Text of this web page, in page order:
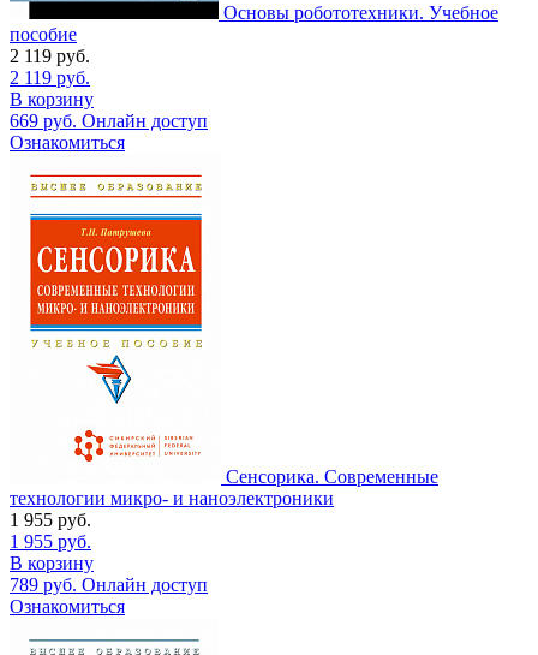
Основы робототехники. Учебное
пособие
2 119 руб.
2 119 руб.
В корзину
669 руб. Онлайн доступ
Ознакомиться
Сенсорика. Современные
технологии микро- и наноэлектроники
1 955 руб.
1 955 руб.
В корзину
789 руб. Онлайн доступ
Ознакомиться